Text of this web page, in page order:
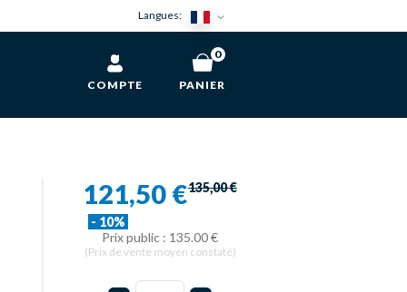
Langues:
COMPTE PANIER
0
121,50 €
- 10%
135,00 €
Prix public : 135.00 €
(Prix de vente moyen constaté)